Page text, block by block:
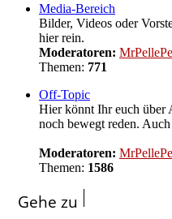
Media-Bereich
Bilder, Videos oder
hier rein.
Moderatoren:
Themen: 771
Off-Topic
Hier könnt Ihr euch über
noch bewegt reden.
Moderatoren:
Themen: 1586
Gehe zu